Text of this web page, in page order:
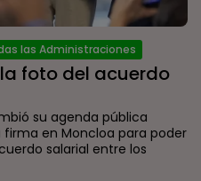
las Administraciones
foto del acuerdo
su agenda pública
en Moncloa para poder
salarial entre los